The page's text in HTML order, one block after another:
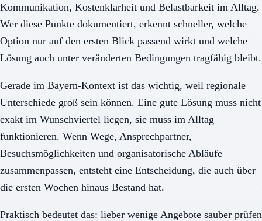
Kommunikation, Kostenklarheit und Belastbarkeit im Alltag.
Wer diese Punkte dokumentiert, erkennt schneller, welche
Option nur auf den ersten Blick passend wirkt und welche
Lösung auch unter veränderten Bedingungen tragfähig bleibt.
Gerade im Bayern-Kontext ist das wichtig, weil regionale
Unterschiede groß sein können. Eine gute Lösung muss nicht
exakt im Wunschviertel liegen, sie muss im Alltag
funktionieren. Wenn Wege, Ansprechpartner,
Besuchsmöglichkeiten und organisatorische Abläufe
zusammenpassen, entsteht eine Entscheidung, die auch über
die ersten Wochen hinaus Bestand hat.
Praktisch bedeutet das: lieber wenige Angebote sauber prüfen